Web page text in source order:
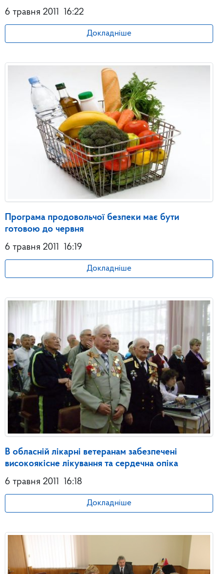
6 травня 2011
16:22
Докладніше
Програма продовольчої безпеки має бути
готовою до червня
6 травня 2011
16:19
Докладніше
В обласній лікарні ветеранам забезпечені
високоякісне лікування та сердечна опіка
6 травня 2011
16:18
Докладніше